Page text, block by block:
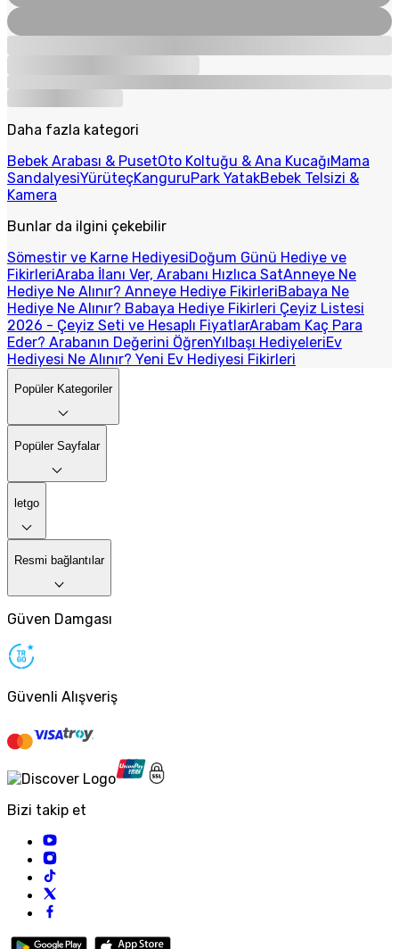
Daha fazla kategori
Bebek Arabası & PusetOto Koltuğu & Ana KucağıMama
SandalyesiYürüteçKanguruPark YatakBebek Telsizi &
Kamera
Bunlar da ilgini çekebilir
Sömestir ve Karne HediyesiDoğum Günü Hediye ve
FikirleriAraba İlanı Ver, Arabanı Hızlıca SatAnneye Ne
Hediye Ne Alınır? Anneye Hediye FikirleriBabaya Ne
Hediye Ne Alınır? Babaya Hediye Fikirleri Çeyiz Listesi
2026 - Çeyiz Seti ve Hesaplı FiyatlarArabam Kaç Para
Eder? Arabanın Değerini ÖğrenYılbaşı HediyeleriEv
Hediyesi Ne Alınır? Yeni Ev Hediyesi Fikirleri
Popüler Kategoriler
Popüler Sayfalar
letgo
Resmi bağlantılar
Güven Damgası
Güvenli Alışveriş
Bizi takip et